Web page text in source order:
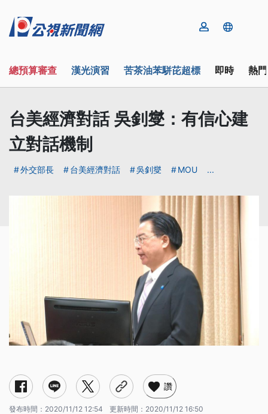
總預算審查 漢光演習 苦茶油苯駢芘超標 即時 熱
台美經濟對話 吳釗燮：有信心建
立對話機制
外交部長 台美經濟對話 吳釗燮 MOU ...
讚
發布時間： 2020/11/12 12:54 更新時間： 2020/11/12 16:50